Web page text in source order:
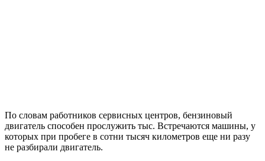
По словам работников сервисных центров, бензиновый
двигатель способен прослужить тыс. Встречаются машины, у
которых при пробеге в сотни тысяч километров еще ни разу
не разбирали двигатель.